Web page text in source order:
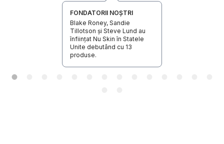
FONDATORII NOȘTRI
Blake Roney, Sandie
Tillotson și Steve Lund au
înființat Nu Skin în Statele
Unite debutând cu 13
produse.